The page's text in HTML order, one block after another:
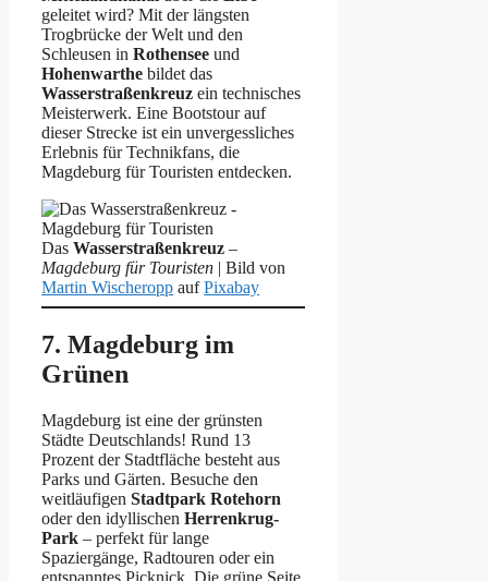
geleitet wird? Mit der längsten
Trogbrücke der Welt und den
Schleusen in Rothensee und
Hohenwarthe bildet das
Wasserstraßenkreuz ein technisches
Meisterwerk. Eine Bootstour auf
dieser Strecke ist ein unvergessliches
Erlebnis für Technikfans, die
Magdeburg für Touristen entdecken.
DasWasserstraßenkreuz–
Magdeburg für Touristen | Bild von
Martin Wischeropp aufPixabay
7. Magdeburg im
Grünen
Magdeburg ist eine der grünsten
Städte Deutschlands! Rund 13
Prozent der Stadtfläche besteht aus
Parks und Gärten. Besuche den
weitläufigen Stadtpark Rotehorn
oder den idyllischen Herrenkrug-
Park – perfekt für lange
Spaziergänge, Radtouren oder ein
entspanntes Picknick. Die grüne Seite